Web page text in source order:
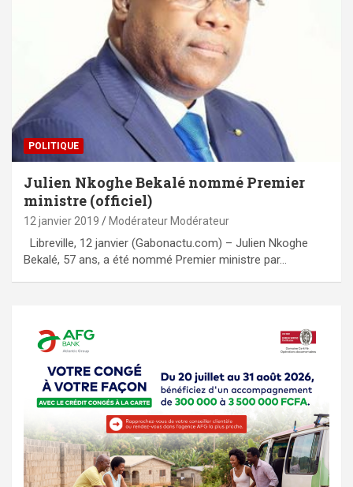
POLITIQUE
Julien Nkoghe Bekalé nommé Premier
ministre (officiel)
12 janvier 2019 Modérateur Modérateur
Libreville, 12 janvier (Gabonactu.com) – Julien Nkoghe
Bekalé, 57 ans, a été nommé Premier ministre par…